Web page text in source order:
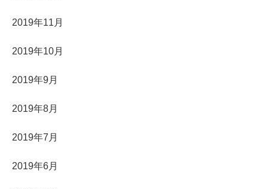
2019年11月
2019年10月
2019年9月
2019年8月
2019年7月
2019年6月